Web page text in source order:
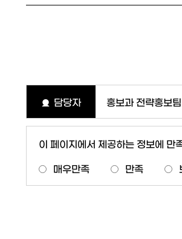
담당자 홍보과 전략홍보팀
이 페이지에서 제공하는 정보에 만
매우만족 만족